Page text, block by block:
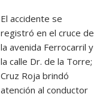
El accidente se
registró en el cruce de
la avenida Ferrocarril y
la calle Dr. de la Torre;
Cruz Roja brindó
atención al conductor